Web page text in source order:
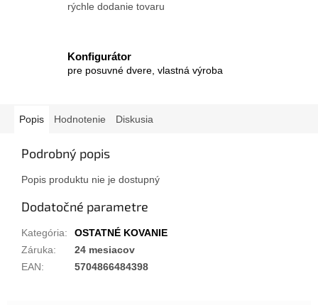
rýchle dodanie tovaru
Konfigurátor
pre posuvné dvere, vlastná výroba
Popis Hodnotenie Diskusia
Podrobný popis
Popis produktu nie je dostupný
Dodatočné parametre
Kategória:
OSTATNÉ KOVANIE
Záruka:
24 mesiacov
EAN: 5704866484398